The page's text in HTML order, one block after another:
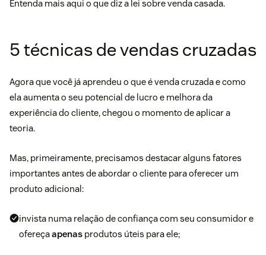
Entenda mais aqui o que diz a lei sobre venda casada.
5 técnicas de vendas cruzadas
Agora que você já aprendeu o que é venda cruzada e como
ela aumenta o seu potencial de lucro e melhora da
experiência do cliente, chegou o momento de aplicar a
teoria.
Mas, primeiramente, precisamos destacar alguns fatores
importantes antes de abordar o cliente para oferecer um
produto adicional:
invista numa relação de confiança com seu consumidor e
ofereçaapenas produtos úteis para ele;